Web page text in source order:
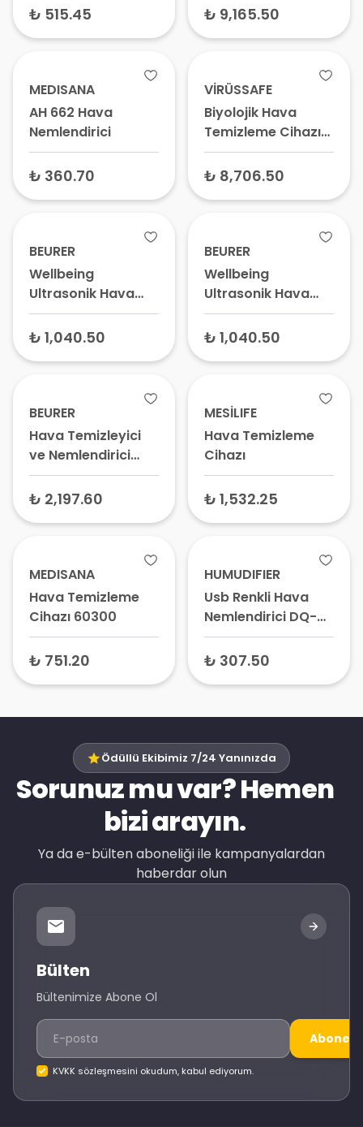
₺ 515.45 ₺ 9,165.50
MEDISANA
AH 662 Hava
Nemlendirici
₺ 360.70
VİRÜSSAFE
Biyolojik Hava
Temizleme Cihazı
V2000 MNTJ NE-M-
26141
₺ 8,706.50
BEURER
Wellbeing
Ultrasonik Hava
Nemlendirici
Humidifier Toffee
₺ 1,040.50
BEURER
Wellbeing
Ultrasonik Hava
Nemlendirici
Humidifier White LB
₺ 1,040.50
BEURER
Hava Temizleyici
ve Nemlendirici
Cihaz LR 300
₺ 2,197.60
MESİLIFE
Hava Temizleme
Cihazı
₺ 1,532.25
MEDISANA
Hava Temizleme
Cihazı 60300
₺ 751.20
HUMUDIFIER
Usb Renkli Hava
Nemlendirici DQ-
107 Koyu Gri
₺ 307.50
Ödüllü Ekibimiz 7/24 Yanınızda
Sorunuz mu var? Hemen
bizi arayın.
Ya da e-bülten aboneliği ile kampanyalardan
haberdar olun
Bülten
Bültenimize Abone Ol
Abone
KVKK sözleşmesini okudum, kabul ediyorum.